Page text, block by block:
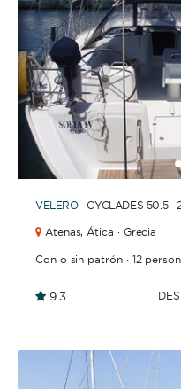
CAPACIDAD
BAÑOS
AÑO DE
VELERO · CYCLADES 50.5 ·
Atenas, Ática · Grecia
Con o sin patrón· 12
9.3